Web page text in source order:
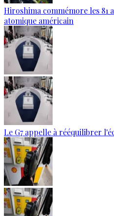
Hiroshima commémore les 81
atomique américain
Le G7 appelle à rééquilibrer